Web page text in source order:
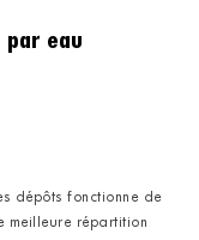
par eau
dépôts fonctionne de
meilleure répartition